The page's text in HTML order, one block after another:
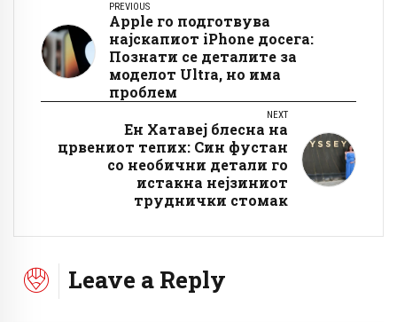
PREVIOUS
Apple го подготвува
најскапиот iPhone досега:
Познати се деталите за
моделот Ultra, но има
проблем
NEXT
Ен Хатавеј блесна на
црвениот тепих: Син фустан
со необични детали го
истакна нејзиниот
труднички стомак
Leave a Reply